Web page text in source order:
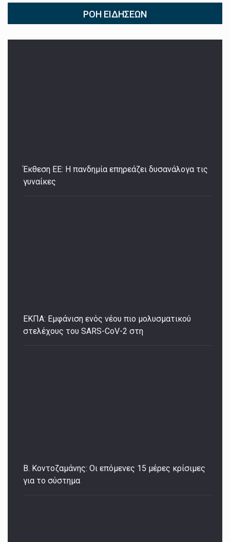
ΡΟΉ ΕΙΔΉΣΕΩΝ
Έκθεση ΕΕ: Η πανδημία επηρεάζει δυσανάλογα τις
γυναίκες
ΕΚΠΑ: Εμφάνιση ενός νέου πιο μολυσματικού
στελέχους του SARS-CoV-2 στη
Β. Κοντοζαμάνης: Οι επόμενες 15 μέρες κρίσιμες
για το σύστημα